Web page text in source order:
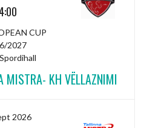
CUP
2027
MISTRA- KH VËLLAZNIMI
2026